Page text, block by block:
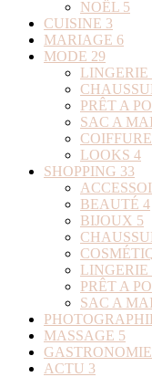
NOËL 5
CUISINE 3
MARIAGE 6
MODE 29
LINGERIE
PRÊT A
SAC A
COIFFURE
LOOKS 4
SHOPPING 33
BEAUTÉ 4
BIJOUX 5
LINGERIE
PRÊT A
SAC A
MASSAGE 5
GASTRONOMIE
ACTU 3